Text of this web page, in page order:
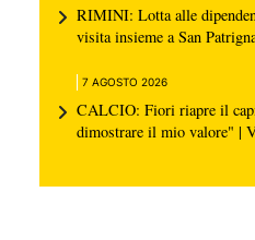
RIMINI: Lotta alle
visita insieme a San
7 AGOSTO 2026
CALCIO: Fiori riapre il
dimostrare il mio valore" |